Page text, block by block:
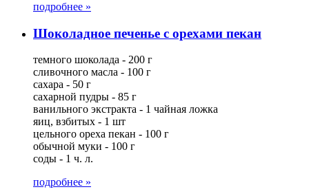
подробнее »
Шоколадное печенье с орехами пекан
темного шоколада - 200 г
сливочного масла - 100 г
сахара - 50 г
сахарной пудры - 85 г
ванильного экстракта - 1 чайная ложка
яиц, взбитых - 1 шт
цельного ореха пекан - 100 г
обычной муки - 100 г
соды - 1 ч. л.
подробнее »